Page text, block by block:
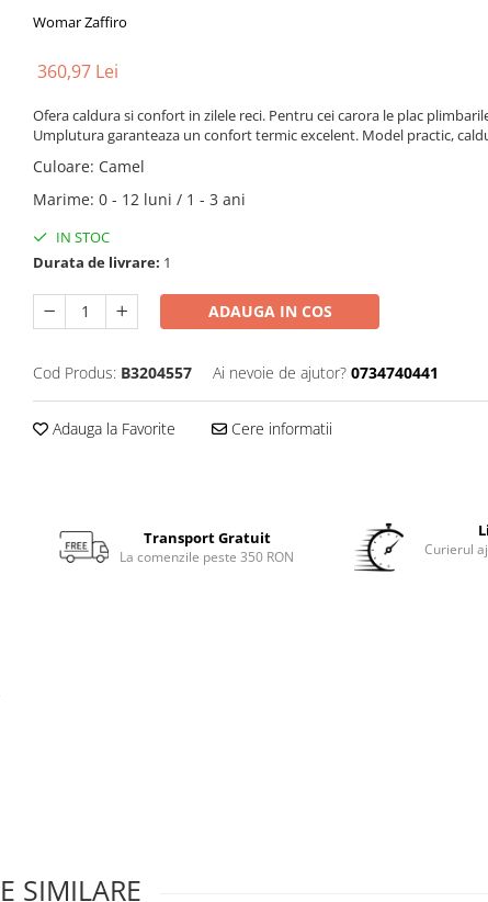
Womar Zaffiro
360,97 Lei
Ofera caldura si confort in zilele reci. Pentru cei carora le plac
Umplutura garanteaza un confort termic excelent. Model practic,
Culoare: Camel
Marime: 0 - 12 luni / 1 - 3 ani
IN STOC
Durata de livrare: 1
ADAUGA IN COS
Cod Produs: B3204557 Ai nevoie de ajutor? 0734740441
Adauga la Favorite Cere informatii
Transport Gratuit
La comenzile peste 350 RON
Curierul
SIMILARE